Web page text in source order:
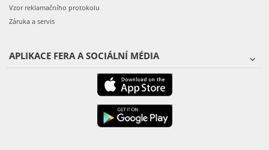
Vzor reklamačního protokolu
Záruka a servis
APLIKACE FERA A SOCIÁLNÍ MÉDIA